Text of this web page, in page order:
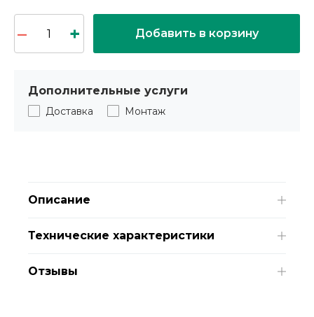
Добавить в корзину
Дополнительные услуги
Доставка Монтаж
Описание
Технические характеристики
Отзывы